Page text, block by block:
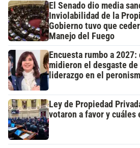
El Senado dio media
Inviolabilidad de la
Gobierno tuvo que
Manejo del Fuego
Encuesta rumbo a
midieron el desgaste
liderazgo en el
Ley de Propiedad
votaron a favor y cuáles